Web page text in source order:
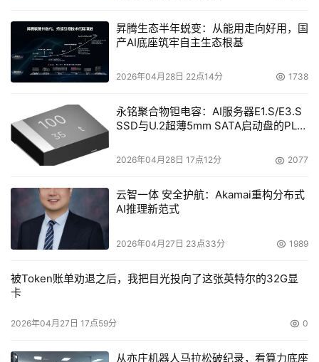
昇腾生态半年蜕变：从能用走向好用，国
产AI底座筑牢自主生态根基
2026年04月28日 22点14分 1738
永铭聚合物钽电容：AI服务器E1.S/E3.S
SSD与U.2超薄5mm SATA启动盘的PLP
2026年04月28日 17点12分 2077
云智一体 安全护航：Akamai重构分布式
AI推理新范式
2026年04月27日 23点33分 1989
被Token账单劝退之后，我把目光投向了这张英特尔的32G显
卡
2026年04月27日 17点59分 0
从亦庄机器人马拉松破纪录，看算力底座